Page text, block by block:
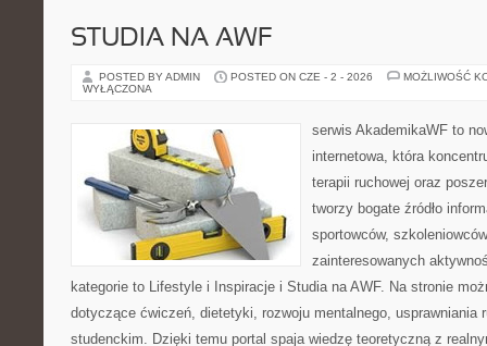
STUDIA NA AWF
POSTED BY ADMIN POSTED ON CZE - 2 - 2026
MOŻLIWOŚĆ
WYŁĄCZONA
serwis AkademikaWF to
internetowa, która
terapii ruchowej oraz
tworzy bogate źródło
sportowców,
zainteresowanych
kategorie to Lifestyle i Inspiracje i Studia na AWF. Na stronie
dotyczące ćwiczeń, dietetyki, rozwoju mentalnego, usprawniania
studenckim. Dzięki temu portal spaja wiedzę teoretyczną z